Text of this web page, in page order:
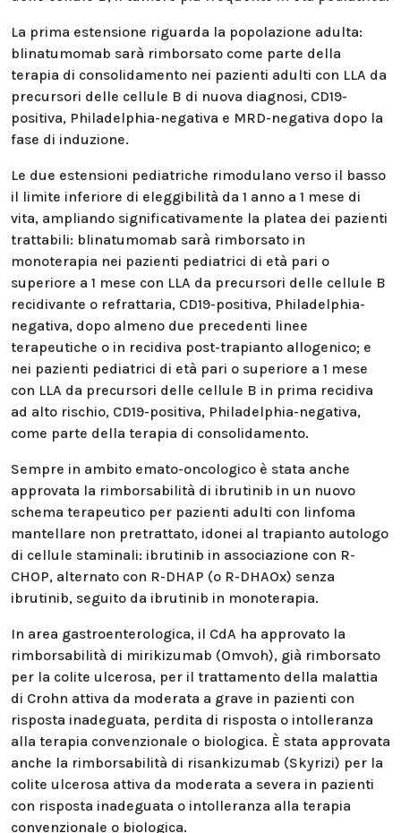
La prima estensione riguarda la popolazione adulta:
blinatumomab sarà rimborsato come parte della
terapia di consolidamento nei pazienti adulti con LLA da
precursori delle cellule B di nuova diagnosi, CD19-
positiva, Philadelphia-negativa e MRD-negativa dopo la
fase di induzione.
Le due estensioni pediatriche rimodulano verso il basso
il limite inferiore di eleggibilità da 1 anno a 1 mese di
vita, ampliando significativamente la platea dei pazienti
trattabili: blinatumomab sarà rimborsato in
monoterapia nei pazienti pediatrici di età pari o
superiore a 1 mese con LLA da precursori delle cellule B
recidivante o refrattaria, CD19-positiva, Philadelphia-
negativa, dopo almeno due precedenti linee
terapeutiche o in recidiva post-trapianto allogenico; e
nei pazienti pediatrici di età pari o superiore a 1 mese
con LLA da precursori delle cellule B in prima recidiva
ad alto rischio, CD19-positiva, Philadelphia-negativa,
come parte della terapia di consolidamento.
Sempre in ambito emato-oncologico è stata anche
approvata la rimborsabilità di ibrutinib in un nuovo
schema terapeutico per pazienti adulti con linfoma
mantellare non pretrattato, idonei al trapianto autologo
di cellule staminali: ibrutinib in associazione con R-
CHOP, alternato con R-DHAP (o R-DHAOx) senza
ibrutinib, seguito da ibrutinib in monoterapia.
In area gastroenterologica, il CdA ha approvato la
rimborsabilità di mirikizumab (Omvoh), già rimborsato
per la colite ulcerosa, per il trattamento della malattia
di Crohn attiva da moderata a grave in pazienti con
risposta inadeguata, perdita di risposta o intolleranza
alla terapia convenzionale o biologica. È stata approvata
anche la rimborsabilità di risankizumab (Skyrizi) per la
colite ulcerosa attiva da moderata a severa in pazienti
con risposta inadeguata o intolleranza alla terapia
convenzionale o biologica.